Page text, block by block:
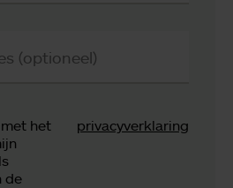
(optioneel)
het
de
privacyverklaring